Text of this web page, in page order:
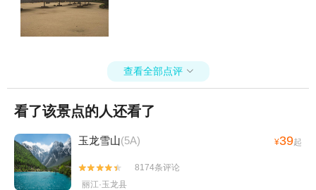
查看全部点评 
看了该景点的人还看了
玉龙雪山(5A) ¥39起


8174条评论
丽江·玉龙县